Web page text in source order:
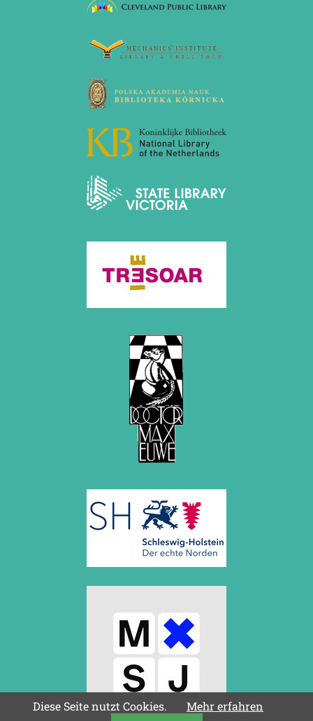
Diese Seite nutzt Cookies.
Mehr erfahren